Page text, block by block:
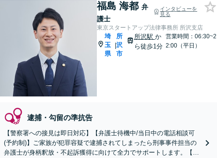
福島 海都 弁
護士
インタビューを
見る
東京スタートアップ法律事務所 所沢支店
埼
玉
県
|
所
沢
市
所沢駅 か
ら徒歩1分
営業時間：06:30~2
2:00（平日）
逮捕・勾留の準抗告
【警察署への接見は即日対応】【弁護士待機中/当日中の電話相談可
(予約制)】ご家族が犯罪容疑で逮捕されてしまったら刑事事件担当の
弁護士が身柄釈放・不起訴獲得に向けて全力でサポートします。【毎